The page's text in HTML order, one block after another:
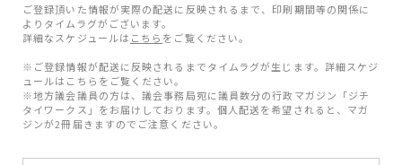
ご登録頂いた情報が実際の配送に反映されるまで、印刷期間等の関係に
よりタイムラグがございます。
詳細なスケジュールは こちら をご覧ください。
※ご登録情報が配送に反映されるまでタイムラグが生じます。詳細スケジ
ュールはこちらをご覧ください。
※地方議会議員の方は、議会事務局宛に議員数分の行政マガジン「ジチ
タイワークス」をお届けしております。個人配送を希望されると、マガ
ジンが2冊届きますのでご注意ください。